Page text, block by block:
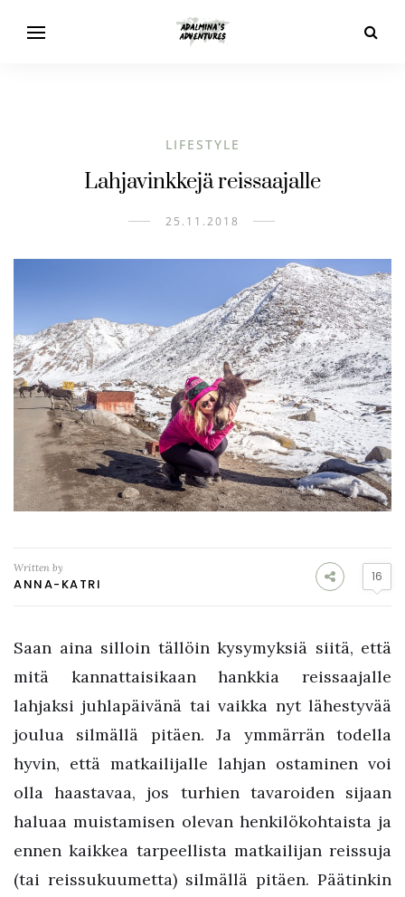
LIFESTYLE
Lahjavinkkejä reissaajalle
25.11.2018
Written by
ANNA-KATRI 16
Saan aina silloin tällöin kysymyksiä siitä, että
mitä kannattaisikaan hankkia reissaajalle
lahjaksi juhlapäivänä tai vaikka nyt lähestyvää
joulua silmällä pitäen. Ja ymmärrän todella
hyvin, että matkailijalle lahjan ostaminen voi
olla haastavaa, jos turhien tavaroiden sijaan
haluaa muistamisen olevan henkilökohtaista ja
ennen kaikkea tarpeellista matkailijan reissuja
(tai reissukuumetta) silmällä pitäen. Päätinkin